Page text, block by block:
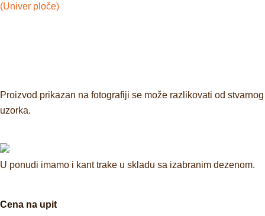
(Univer ploče)
Proizvod prikazan na fotografiji se može razlikovati od stvarnog
uzorka.
U ponudi imamo i kant trake u skladu sa izabranim dezenom.
Cena na upit